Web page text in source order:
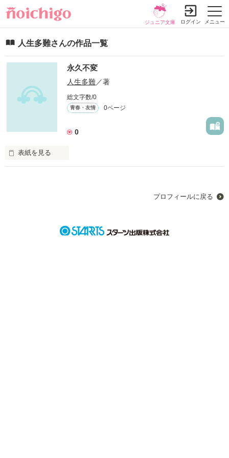
メニュー
ジュニア文庫 ログイン
人生多難さんの作品一覧
永久不変
人生多難／著
総文字数/0
青春・友情 0ページ
0
表紙を見る
プロフィールに戻る